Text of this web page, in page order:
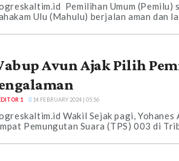
Pemilihan Umum (Pemilu)
Ulu (Mahulu) berjalan aman dan
Avun Ajak Pilih
1 14 FEBRUARY 2024 | 05:56
Wakil Sejak pagi, Yohanes
Pemungutan Suara (TPS) 003 di